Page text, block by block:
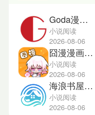
Goda漫画app
小说阅读
2026-08-06
囧漫漫画免费版
小说阅读
2026-08-06
海浪书屋纯净版
小说阅读
2026-08-06